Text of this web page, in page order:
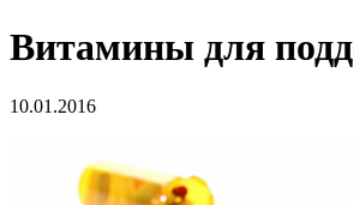
Витамины для
10.01.2016